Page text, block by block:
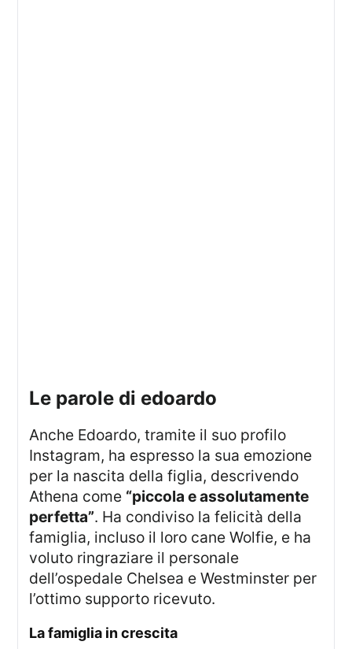
le parole di edoardo
Anche Edoardo, tramite il suo profilo
Instagram, ha espresso la sua emozione
per la nascita della figlia, descrivendo
Athena come “piccola e assolutamente
perfetta”. Ha condiviso la felicità della
famiglia, incluso il loro cane Wolfie, e ha
voluto ringraziare il personale
dell’ospedale Chelsea e Westminster per
l’ottimo supporto ricevuto.
la famiglia in crescita